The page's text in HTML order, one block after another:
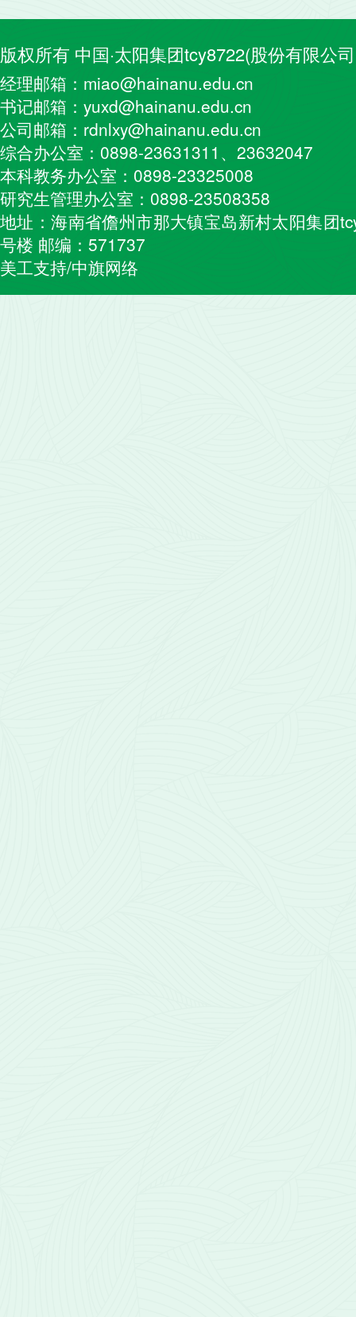
版权所有 中国·太阳集团tcy8722(股份有限公
经理邮箱：miao@hainanu.edu.cn
书记邮箱：yuxd@hainanu.edu.cn
公司邮箱：rdnlxy@hainanu.edu.cn
综合办公室：0898-23631311、23632047
本科教务办公室：0898-23325008
研究生管理办公室：0898-23508358
地址：海南省儋州市那大镇宝岛新村太阳集团
号楼 邮编：571737
美工支持/中旗网络